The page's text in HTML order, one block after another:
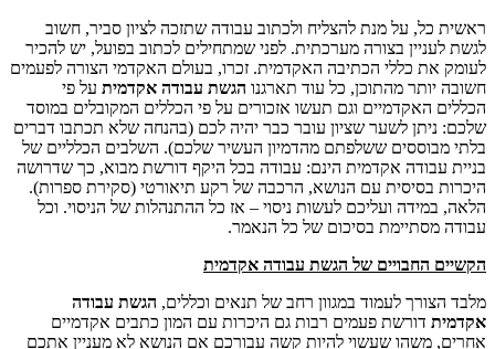
ראשית כל, על מנת להצליח ולכתוב עבודה שתזכה לציון סביר, חשוב
לגשת לעניין בצורה מערכתית. לפני שמתחילים לכתוב בפועל, יש להכיר
לעומק את כללי הכתיבה האקדמית. זכרו, בעולם האקדמי הצורה לפעמים
חשובה יותר מהתוכן, כל עוד תארגנו הגשת עבודה אקדמית על פי
הכללים האקדמיים וגם תעשו אזכורים על פי הכללים המקובלים במוסד
שלכם: ניתן לשער שציון עובר כבר יהיה לכם (בהנחה שלא תכתבו דברים
בלתי מבוססים ששלפתם מהדמיון העשיר שלכם). השלבים הכלליים של
בניית עבודה אקדמית הינם: עבודה בכל היקף דורשת מבוא, כך שדרושה
היכרות בסיסית עם הנושא, הרכבה של רקע תיאורטי (סקירת ספרות).
הלאה, במידה ועליכם לעשות ניסוי – אז כל ההתנהלות של הניסוי. וכל
עבודה מסתיימת בסיכום של כל הנאמר.
הקשיים החבויים של הגשת עבודה אקדמית
מלבד הצורך לעמוד במגוון רחב של תנאים וכללים, הגשת עבודה
אקדמית דורשת פעמים רבות גם היכרות עם המון כתבים אקדמיים
אחרים, משהו שעשוי להיות קשה עבורכם אם הנושא לא מעניין אתכם